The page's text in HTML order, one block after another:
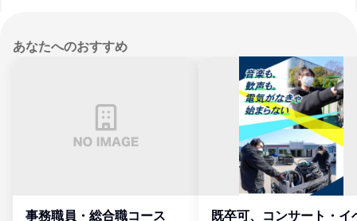
あなたへのおすすめ
事務職員・総合職コース
既卒可、コンサート・イ